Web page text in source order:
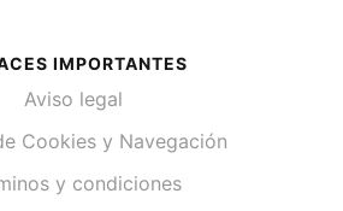
IMPORTANTES
Aviso legal
Cookies y Navegación
y condiciones